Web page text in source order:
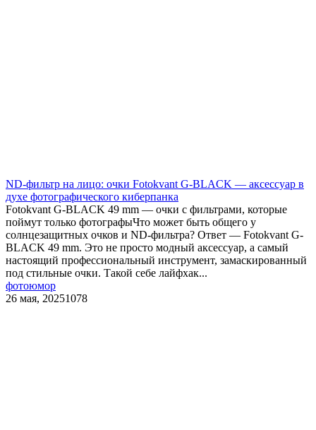
ND-фильтр на лицо: очки Fotokvant G-BLACK — аксессуар в
духе фотографического киберпанка
Fotokvant G-BLACK 49 mm — очки с фильтрами, которые
поймут только фотографыЧто может быть общего у
солнцезащитных очков и ND-фильтра? Ответ — Fotokvant G-
BLACK 49 mm. Это не просто модный аксессуар, а самый
настоящий профессиональный инструмент, замаскированный
под стильные очки. Такой себе лайфхак...
фотоюмор
26 мая, 20251078